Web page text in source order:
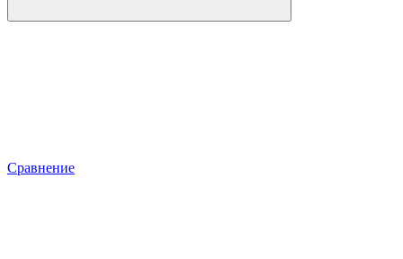
Сравнение